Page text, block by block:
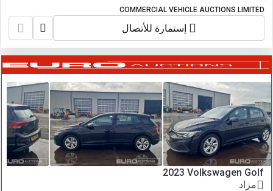
COMMERCIAL VEHICLE AUCTIONS LIMITED
إستمارة للأتصال
2023 Volkswagen Golf
مزاد